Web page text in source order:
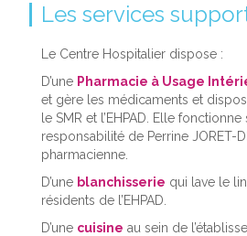
Les services
Le Centre Hospitalier dispose :
D’une Pharmacie à Usage
et gère les médicaments et
le SMR et l’EHPAD. Elle fonctionne
responsabilité de Perrine JORET-
pharmacienne.
D’une blanchisserie qui lave le
résidents de l’EHPAD.
D’une cuisine au sein de